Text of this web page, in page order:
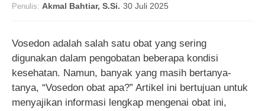
Penulis: Akmal Bahtiar, S.Si. ·30 Juli 2025
Vosedon adalah salah satu obat yang sering
digunakan dalam pengobatan beberapa kondisi
kesehatan. Namun, banyak yang masih bertanya-
tanya, “Vosedon obat apa?” Artikel ini bertujuan untuk
menyajikan informasi lengkap mengenai obat ini,